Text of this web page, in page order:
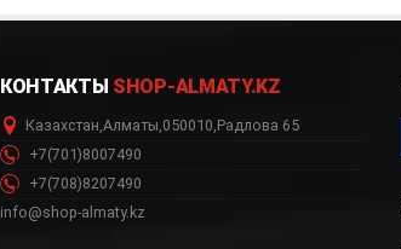
КОНТАКТЫ SHOP-ALMATY.KZ
Казахстан,Алматы,050010,Радлова 65
+7(701)8007490
+7(708)8207490
info@shop-almaty.kz